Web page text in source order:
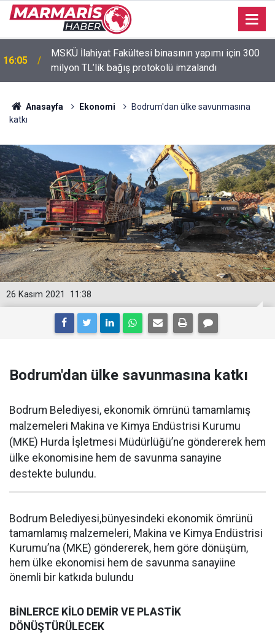
15:53 Murat Dalkılıç hem sahnede hem formda
Anasayfa Ekonomi
Bodrum'dan ülke savunmasına
katkı
11:38
26 Kasım 2021
Bodrum'dan ülke savunmasına katkı
Bodrum Belediyesi, ekonomik ömrünü tamamlamış
malzemeleri Makina ve Kimya Endüstrisi Kurumu
(MKE) Hurda İşletmesi Müdürlüğü’ne göndererek hem
ülke ekonomisine hem de savunma sanayine
destekte bulundu.
Bodrum Belediyesi,bünyesindeki ekonomik ömrünü
tamamlamış malzemeleri, Makina ve Kimya Endüstrisi
Kurumu’na (MKE) göndererek, hem göre dönüşüm,
hem ülke ekonomisi hem de savunma sanayiine
önemli bir katkıda bulundu
BİNLERCE KİLO DEMİR VE PLASTİK
DÖNÜŞTÜRÜLECEK